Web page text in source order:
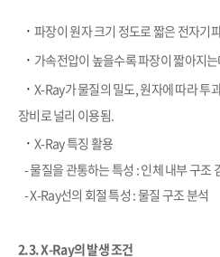
​·파장이 원자 크기 정도로 짧은 전자기
​· 가속전압이 높을수록 파장이 짧아지
​·X-Ray가 물질의 밀도, 원자에 따라 투
장비로 널리 이용됨.
​·X-Ray 특징 활용
- 물질을 관통하는 특성 : 인체 내부 구조
- X-Ray선의 회절 특성 : 물질 구조 분석
2.3.X-Ray의 발생 조건